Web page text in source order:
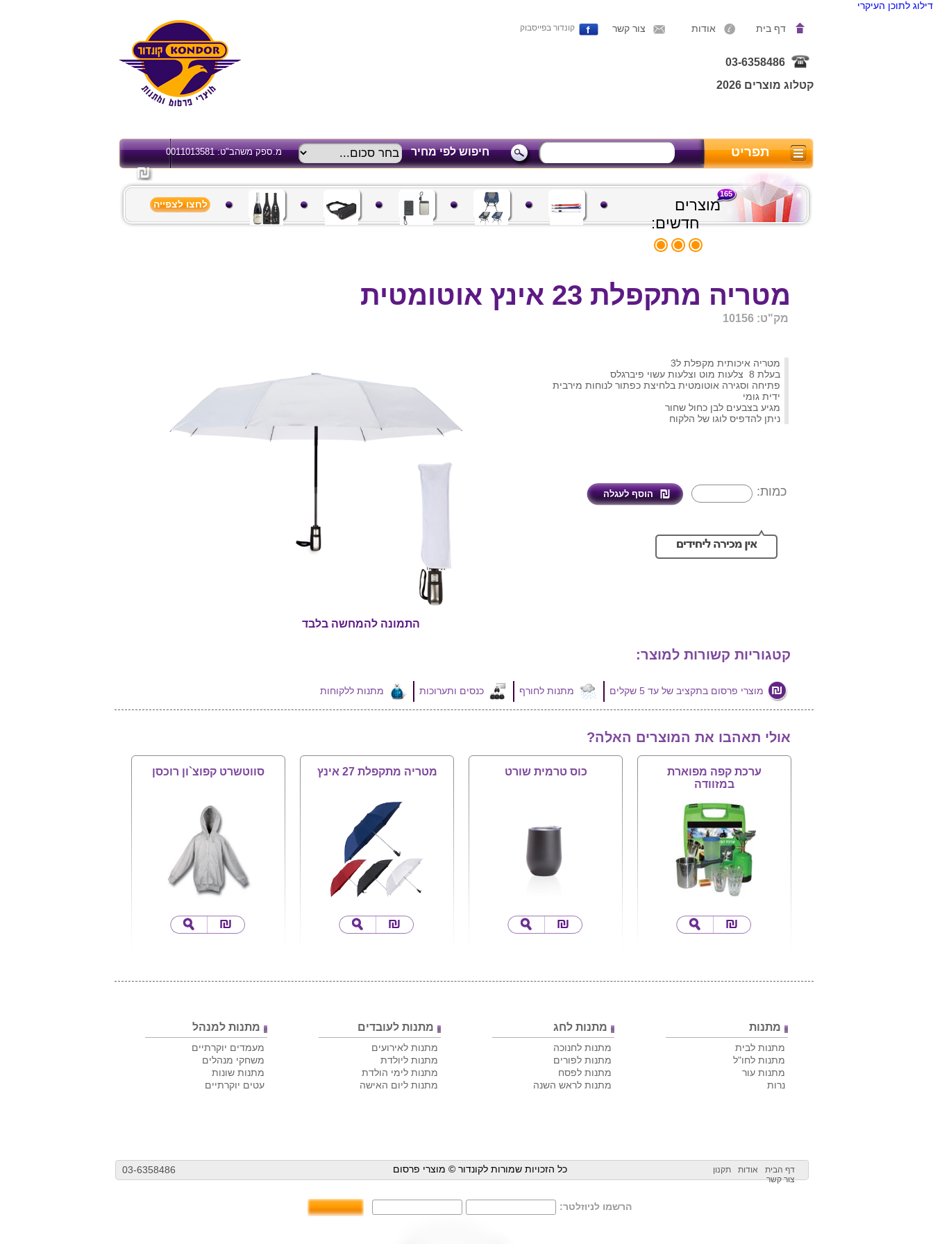
דילוג לתוכן העיקרי
דף בית אודות צור קשר קונדור בפייסבוק
03-6358486
קטלוג מוצרים 2026
תפריט חיפוש לפי מחיר מ.ספק משהב"ט: 0011013581
מוצרים
חדשים:
165
לחצו לצפייה
מטריה מתקפלת 23 אינץ אוטומטית
מק"ט: 10156
התמונה להמחשה בלבד
מטריה איכותית מקפלת ל3
בעלת 8 צלעות מוט וצלעות עשוי פיברגלס
פתיחה וסגירה אוטומטית בלחיצת כפתור לנוחות מירבית
ידית גומי
מגיע בצבעים לבן כחול שחור
ניתן להדפיס לוגו של הלקוח
כמות:
קטגוריות קשורות למוצר:
מוצרי פרסום בתקציב של עד 5 שקלים מתנות לחורף כנסים ותערוכות מתנות ללקוחות
אולי תאהבו את המוצרים האלה?
ערכת קפה מפוארת
במזוודה
כוס טרמית שורט מטריה מתקפלת 27 אינץ סווטשרט קפוצ`ון רוכסן
מתנות
מתנות לבית
מתנות לחו"ל
מתנות עור
נרות
מתנות לחג
מתנות לחנוכה
מתנות לפורים
מתנות לפסח
מתנות לראש השנה
מתנות לעובדים
מתנות לאירועים
מתנות ליולדת
מתנות לימי הולדת
מתנות ליום האישה
מתנות למנהל
מעמדים יוקרתיים
משחקי מנהלים
מתנות שונות
עטים יוקרתיים
דף הבית אודות
תקנון
צור קשר
03-6358486 כל הזכויות שמורות לקונדור © מוצרי פרסום
הרשמו לניוזלטר: